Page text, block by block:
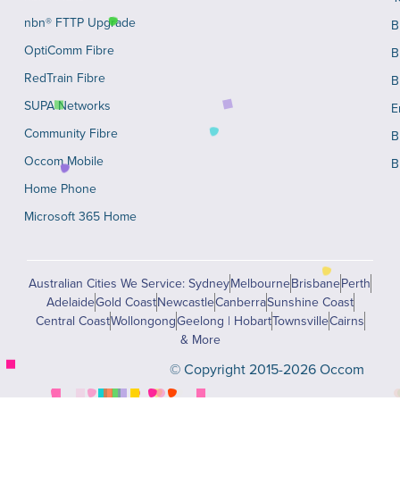
nbn® FTTP Upgrade
OptiComm Fibre
RedTrain Fibre
SUPA Networks
Community Fibre
Occom Mobile
Home Phone
Microsoft 365 Home
Australian Cities We Service: SydneyMelbourneBrisbanePerth
AdelaideGold CoastNewcastleCanberraSunshine Coast
Central CoastWollongongGeelong | HobartTownsvilleCairns
& More
© Copyright 2015-2026 Occom